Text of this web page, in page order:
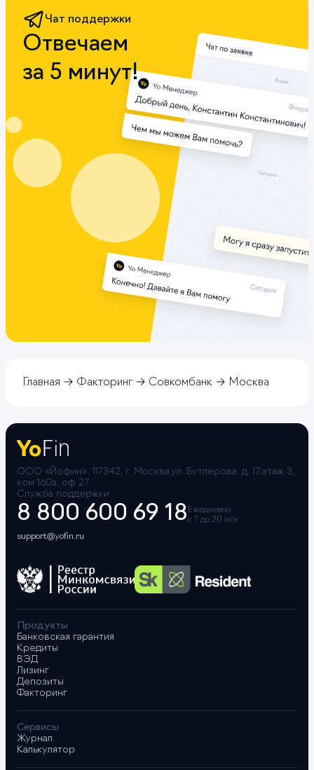
Чат поддержки
Отвечаем
за 5 минут!
Главная Факторинг Совкомбанк Москва
ООО «Йофин», 117342, г. Москва,ул. Бутлерова, д. 17,этаж 3,
ком 160а, оф 27
Служба поддержки
8 800 600 69 18 Ежедневно
с 7 до 20 мск
support@yofin.ru
Продукты
Банковская гарантия
Кредиты
ВЭД
Лизинг
Депозиты
Факторинг
Сервисы
Журнал
Калькулятор